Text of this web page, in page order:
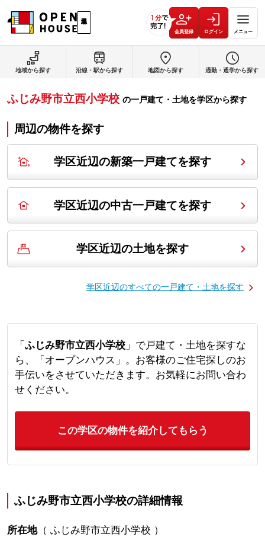
会員登録 ログイン メニュー
地域から探す 沿線・駅から探す 地図から探す 通勤・通学から探す
ふじみ野市立西小学校 の一戸建て・土地を学区から探す
周辺の物件を探す
学区近辺の新築一戸建てを探す
学区近辺の中古一戸建てを探す
学区近辺の土地を探す
学区近辺のすべての一戸建て・土地を探す
「 ふじみ野市立西小学校」で戸建て・土地を探すな
ら、「オープンハウス」。お客様のご住宅探しのお
手伝いをさせていただきます。お気軽にお問い合わ
せください。
この学区の物件を紹介してもらう
ふじみ野市立西小学校の詳細情報
所在地（ ふじみ野市立西小学校 ）